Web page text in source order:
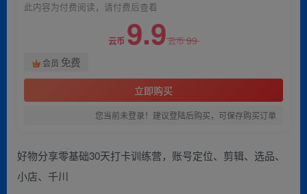
此内容为付费阅读，请付费后查看
云币 9.9云币99
会员 免费
立即购买
您当前未登录！建议登陆后购买，可保存购买订单
好物分享零基础30天打卡训练营，账号定位、剪辑、选品、
小店、千川